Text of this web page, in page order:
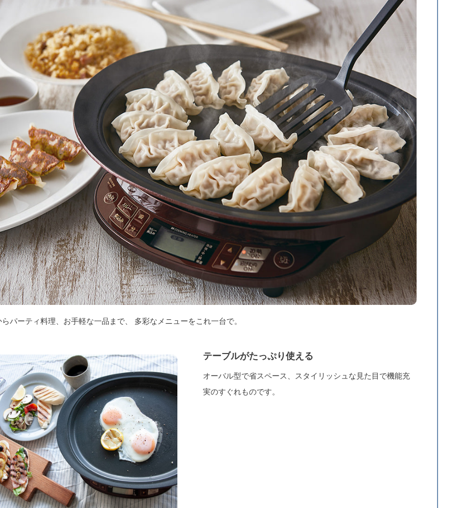
パーティ料理、お手軽な一品まで、 多彩なメニューをこれ一台で。
テーブルがたっぷり使える
オーバル型で省スペース、スタイリッシュな見た目で機能充
実のすぐれものです。